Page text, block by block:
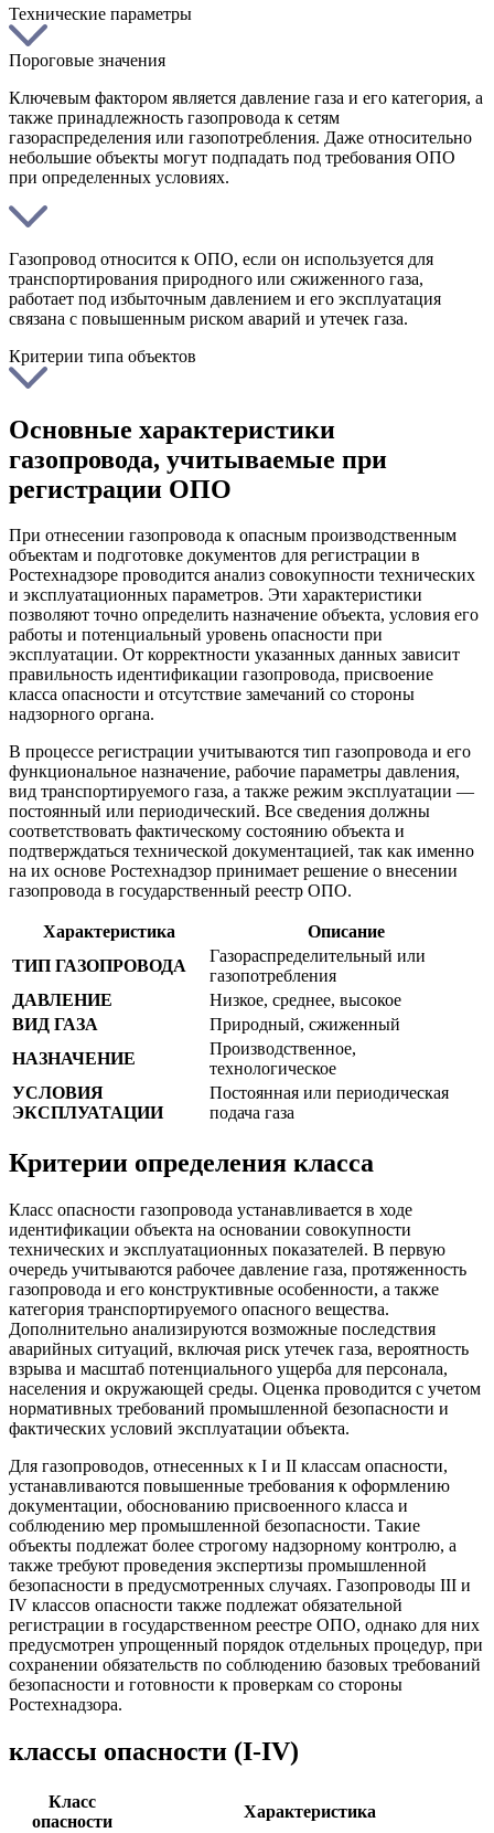
Технические параметры
Пороговые значения
Ключевым фактором является давление газа и его категория, а
также принадлежность газопровода к сетям
газораспределения или газопотребления. Даже относительно
небольшие объекты могут подпадать под требования ОПО
при определенных условиях.
Газопровод относится к ОПО, если он используется для
транспортирования природного или сжиженного газа,
работает под избыточным давлением и его эксплуатация
связана с повышенным риском аварий и утечек газа.
Критерии типа объектов
Основные характеристики
газопровода, учитываемые при
регистрации ОПО
При отнесении газопровода к опасным производственным
объектам и подготовке документов для регистрации в
Ростехнадзоре проводится анализ совокупности технических
и эксплуатационных параметров. Эти характеристики
позволяют точно определить назначение объекта, условия его
работы и потенциальный уровень опасности при
эксплуатации. От корректности указанных данных зависит
правильность идентификации газопровода, присвоение
класса опасности и отсутствие замечаний со стороны
надзорного органа.
В процессе регистрации учитываются тип газопровода и его
функциональное назначение, рабочие параметры давления,
вид транспортируемого газа, а также режим эксплуатации —
постоянный или периодический. Все сведения должны
соответствовать фактическому состоянию объекта и
подтверждаться технической документацией, так как именно
на их основе Ростехнадзор принимает решение о внесении
газопровода в государственный реестр ОПО.
Характеристика
Описание
ТИП ГАЗОПРОВОДА
Газораспределительный или
газопотребления
ДАВЛЕНИЕ
Низкое, среднее, высокое
ВИД ГАЗА
Природный, сжиженный
НАЗНАЧЕНИЕ
Производственное,
технологическое
УСЛОВИЯ
ЭКСПЛУАТАЦИИ
Постоянная или периодическая
подача газа
Критерии определения класса
Класс опасности газопровода устанавливается в ходе
идентификации объекта на основании совокупности
технических и эксплуатационных показателей. В первую
очередь учитываются рабочее давление газа, протяженность
газопровода и его конструктивные особенности, а также
категория транспортируемого опасного вещества.
Дополнительно анализируются возможные последствия
аварийных ситуаций, включая риск утечек газа, вероятность
взрыва и масштаб потенциального ущерба для персонала,
населения и окружающей среды. Оценка проводится с учетом
нормативных требований промышленной безопасности и
фактических условий эксплуатации объекта.
Для газопроводов, отнесенных к I и II классам опасности,
устанавливаются повышенные требования к оформлению
документации, обоснованию присвоенного класса и
соблюдению мер промышленной безопасности. Такие
объекты подлежат более строгому надзорному контролю, а
также требуют проведения экспертизы промышленной
безопасности в предусмотренных случаях. Газопроводы III и
IV классов опасности также подлежат обязательной
регистрации в государственном реестре ОПО, однако для них
предусмотрен упрощенный порядок отдельных процедур, при
сохранении обязательств по соблюдению базовых требований
безопасности и готовности к проверкам со стороны
Ростехнадзора.
классы опасности (I-IV)
Класс
опасности
Характеристика